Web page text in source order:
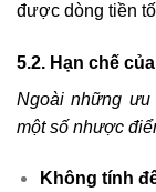
được dòng tiền
5.2. Hạn chế
Ngoài những ưu
một số nhược
Không tính